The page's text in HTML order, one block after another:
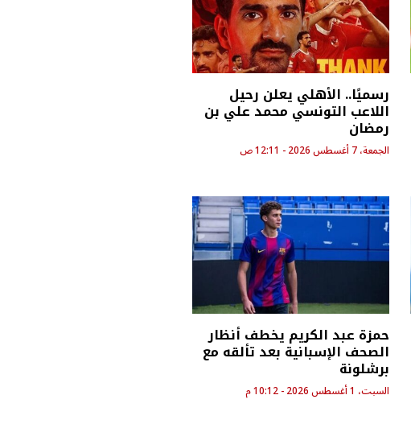
رسميًا.. الأهلي يعلن رحيل
اللاعب التونسي محمد علي بن
رمضان
الجمعة، 7 أغسطس 2026 - 12:11 ص
حمزة عبد الكريم يخطف أنظار
الصحف الإسبانية بعد تألقه مع
برشلونة
السبت، 1 أغسطس 2026 - 10:12 م